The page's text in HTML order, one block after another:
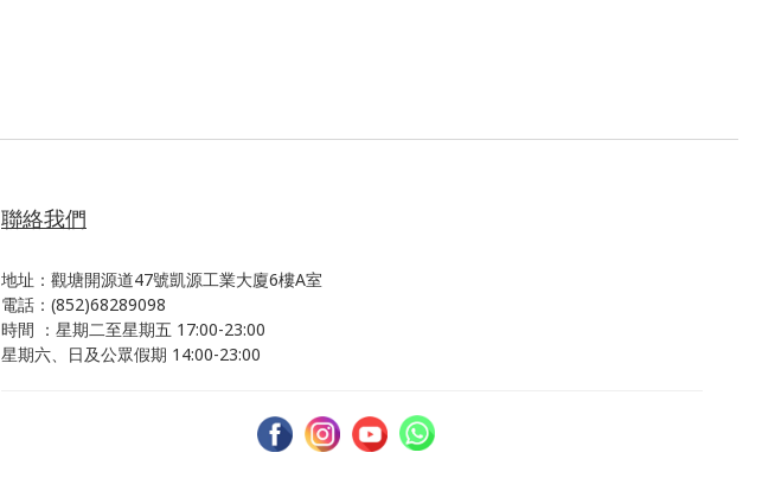
聯絡我們
地址：觀塘開源道47號凱源工業大廈6樓A室
電話：(852)68289098
時間 ：星期二至星期五 17:00-23:00
星期六、日及公眾假期 14:00-23:00